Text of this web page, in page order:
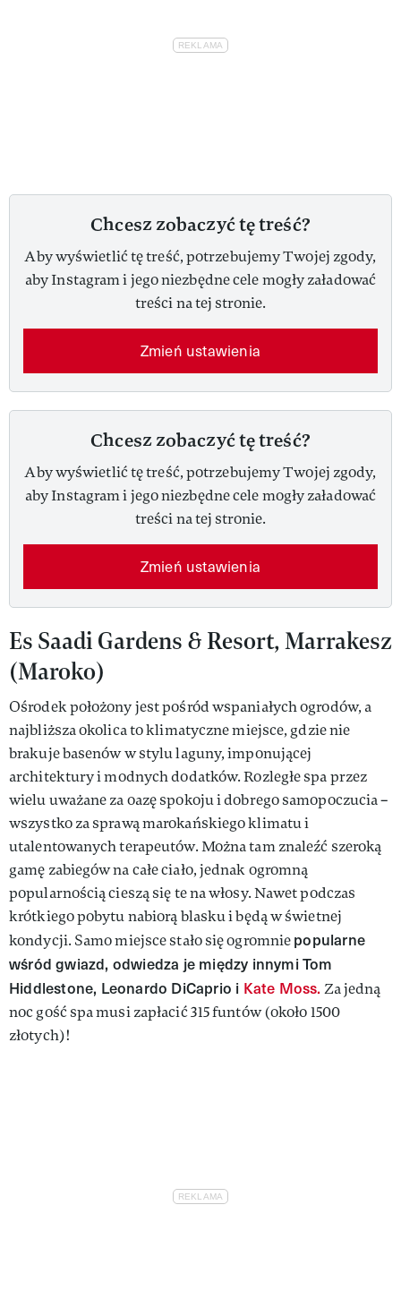
Chcesz zobaczyć tę treść?
Aby wyświetlić tę treść, potrzebujemy Twojej zgody,
aby Instagram i jego niezbędne cele mogły załadować
treści na tej stronie.
Zmień ustawienia
Chcesz zobaczyć tę treść?
Aby wyświetlić tę treść, potrzebujemy Twojej zgody,
aby Instagram i jego niezbędne cele mogły załadować
treści na tej stronie.
Zmień ustawienia
Es Saadi Gardens & Resort, Marrakesz
(Maroko)
Ośrodek położony jest pośród wspaniałych ogrodów, a
najbliższa okolica to klimatyczne miejsce, gdzie nie
brakuje basenów w stylu laguny, imponującej
architektury i modnych dodatków. Rozległe spa przez
wielu uważane za oazę spokoju i dobrego samopoczucia –
wszystko za sprawą marokańskiego klimatu i
utalentowanych terapeutów. Można tam znaleźć szeroką
gamę zabiegów na całe ciało, jednak ogromną
popularnością cieszą się te na włosy. Nawet podczas
krótkiego pobytu nabiorą blasku i będą w świetnej
kondycji. Samo miejsce stało się ogromniepopularne
wśród gwiazd, odwiedza je między innymi Tom
Hiddlestone, Leonardo DiCaprio i Kate Moss. Za jedną
noc gość spa musi zapłacić 315 funtów (około 1500
złotych)!